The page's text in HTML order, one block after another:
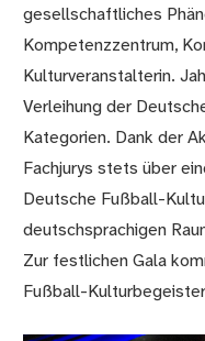
gesellschaftliches
Kompetenzzentrum,
Kulturveranstalterin.
Verleihung der
Kategorien. Dank der
Fachjurys stets über
Deutsche Fußball-
deutschsprachigen
Zur festlichen Gala
Fußball-